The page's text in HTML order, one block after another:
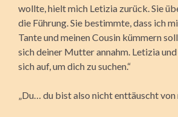
wollte, hielt mich Letizia zurück. Sie
die Führung. Sie bestimmte, dass ich
Tante und meinen Cousin kümmern
sich deiner Mutter annahm. Letizia
sich auf, um dich zu suchen.“
„Du… du bist also nicht enttäuscht